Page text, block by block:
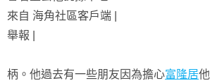
來自 海角社區客戶端 |
舉報 |
柄。他過去有一些朋友因為擔心富隆居